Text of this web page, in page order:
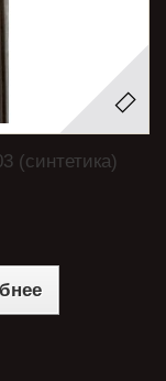
(синтетика)